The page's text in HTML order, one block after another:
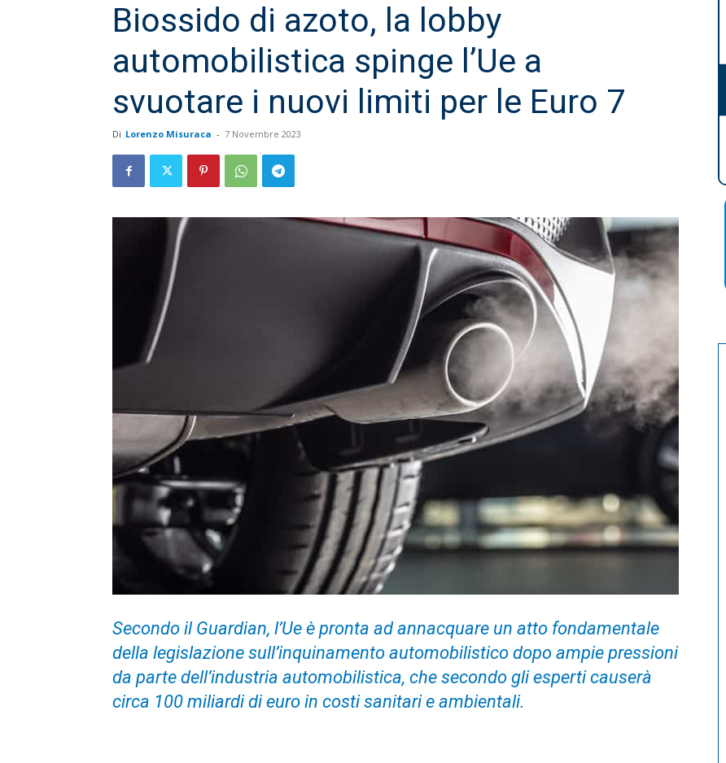
Biossido di azoto, la lobby
automobilistica spinge l’Ue a
svuotare i nuovi limiti per le Euro 7
Di Lorenzo Misuraca - 7 Novembre 2023
Secondo il Guardian, l’Ue è pronta ad annacquare un atto fondamentale
della legislazione sull’inquinamento automobilistico dopo ampie pressioni
da parte dell’industria automobilistica, che secondo gli esperti causerà
circa 100 miliardi di euro in costi sanitari e ambientali.